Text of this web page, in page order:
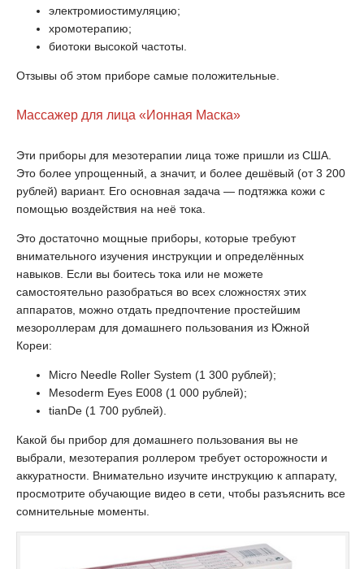
электромиостимуляцию;
хромотерапию;
биотоки высокой частоты.
Отзывы об этом приборе самые положительные.
Массажер для лица «Ионная Маска»
Эти приборы для мезотерапии лица тоже пришли из США.
Это более упрощенный, а значит, и более дешёвый (от 3 200
рублей) вариант. Его основная задача — подтяжка кожи с
помощью воздействия на неё тока.
Это достаточно мощные приборы, которые требуют
внимательного изучения инструкции и определённых
навыков. Если вы боитесь тока или не можете
самостоятельно разобраться во всех сложностях этих
аппаратов, можно отдать предпочтение простейшим
мезороллерам для домашнего пользования из Южной
Кореи:
Micro Needle Roller System (1 300 рублей);
Mesoderm Eyes E008 (1 000 рублей);
tianDe (1 700 рублей).
Какой бы прибор для домашнего пользования вы не
выбрали, мезотерапия роллером требует осторожности и
аккуратности. Внимательно изучите инструкцию к аппарату,
просмотрите обучающие видео в сети, чтобы разъяснить все
сомнительные моменты.